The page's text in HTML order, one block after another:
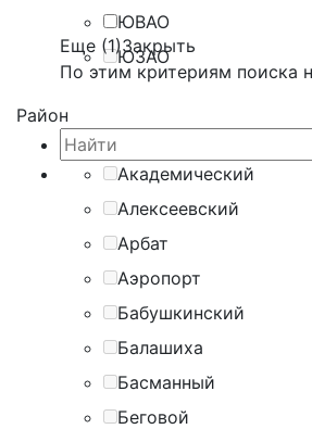
ЮВАО
ЮЗАО
Еще (1)Закрыть
По этим критериям поиска
Район
Академический
Алексеевский
Арбат
Аэропорт
Бабушкинский
Балашиха
Басманный
Беговой